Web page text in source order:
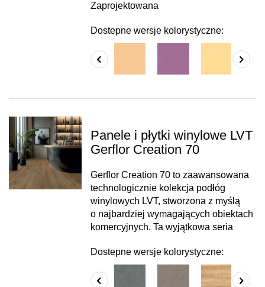
Zaprojektowana
Dostepne wersje kolorystyczne:
Panele i płytki winylowe LVT
Gerflor Creation 70
Gerflor Creation 70 to zaawansowana
technologicznie kolekcja podłóg
winylowych LVT, stworzona z myślą
o najbardziej wymagających obiektach
komercyjnych. Ta wyjątkowa seria
Dostepne wersje kolorystyczne: